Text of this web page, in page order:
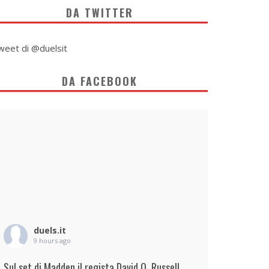
DA TWITTER
di @duelsit
DA FACEBOOK
duels.it
9 hours ago